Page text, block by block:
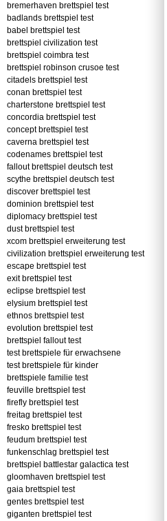
bremerhaven brettspiel test
badlands brettspiel test
babel brettspiel test
brettspiel civilization test
brettspiel coimbra test
brettspiel robinson crusoe test
citadels brettspiel test
conan brettspiel test
charterstone brettspiel test
concordia brettspiel test
concept brettspiel test
caverna brettspiel test
codenames brettspiel test
fallout brettspiel deutsch test
scythe brettspiel deutsch test
discover brettspiel test
dominion brettspiel test
diplomacy brettspiel test
dust brettspiel test
xcom brettspiel erweiterung test
civilization brettspiel erweiterung test
escape brettspiel test
exit brettspiel test
eclipse brettspiel test
elysium brettspiel test
ethnos brettspiel test
evolution brettspiel test
brettspiel fallout test
test brettspiele für erwachsene
test brettspiele für kinder
brettspiele familie test
feuville brettspiel test
firefly brettspiel test
freitag brettspiel test
fresko brettspiel test
feudum brettspiel test
funkenschlag brettspiel test
brettspiel battlestar galactica test
gloomhaven brettspiel test
gaia brettspiel test
gentes brettspiel test
giganten brettspiel test